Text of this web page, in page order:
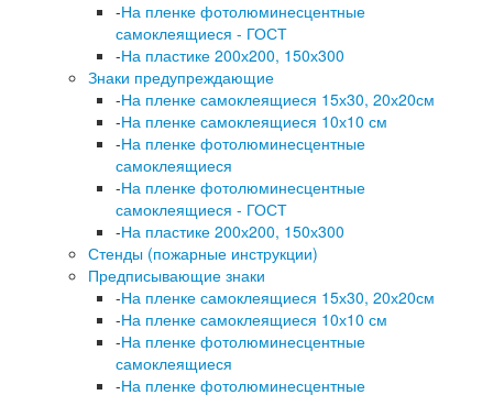
-На пленке фотолюминесцентные
самоклеящиеся - ГОСТ
-На пластике 200х200, 150х300
Знаки предупреждающие
-На пленке самоклеящиеся 15х30, 20х20см
-На пленке самоклеящиеся 10х10 см
-На пленке фотолюминесцентные
самоклеящиеся
-На пленке фотолюминесцентные
самоклеящиеся - ГОСТ
-На пластике 200х200, 150х300
Стенды (пожарные инструкции)
Предписывающие знаки
-На пленке самоклеящиеся 15х30, 20х20см
-На пленке самоклеящиеся 10х10 см
-На пленке фотолюминесцентные
самоклеящиеся
-На пленке фотолюминесцентные